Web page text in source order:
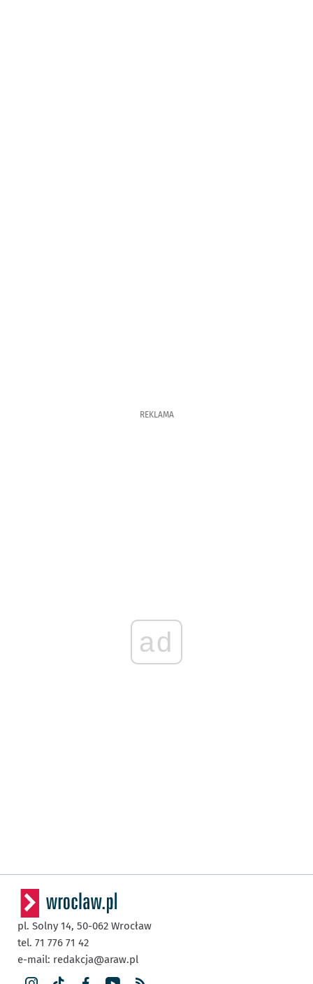
REKLAMA
ad
pl. Solny 14, 50-062 Wrocław
tel. 71 776 71 42
e-mail: redakcja@araw.pl